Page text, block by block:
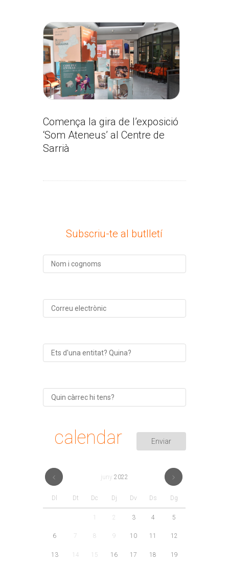
Comença la gira de l’exposició
‘Som Ateneus’ al Centre de
Sarrià
Subscriu-te al butlletí
calendar
juny 2022
Dl Dt Dc Dj Dv Ds Dg
2 3 4 5
6 7 8 9 10 11 12
13 14 15 16 17 18 19